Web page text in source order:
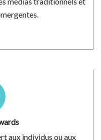
aux individus ou aux